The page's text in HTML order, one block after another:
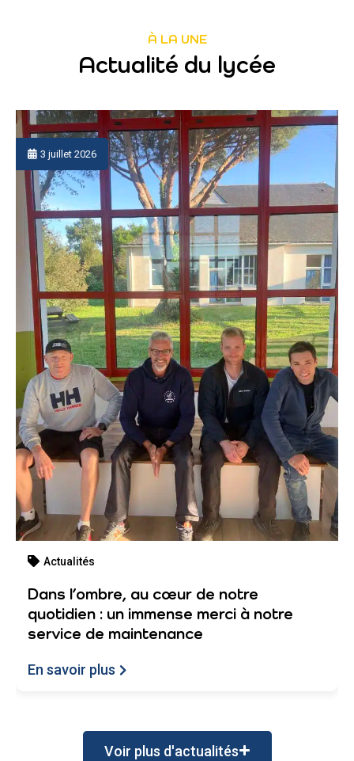
À LA UNE
Actualité du lycée
notre
19 juin 2026
Actualités
Solidarité 2026 – Remise des
En savoir plus
Voir plus d'actualités